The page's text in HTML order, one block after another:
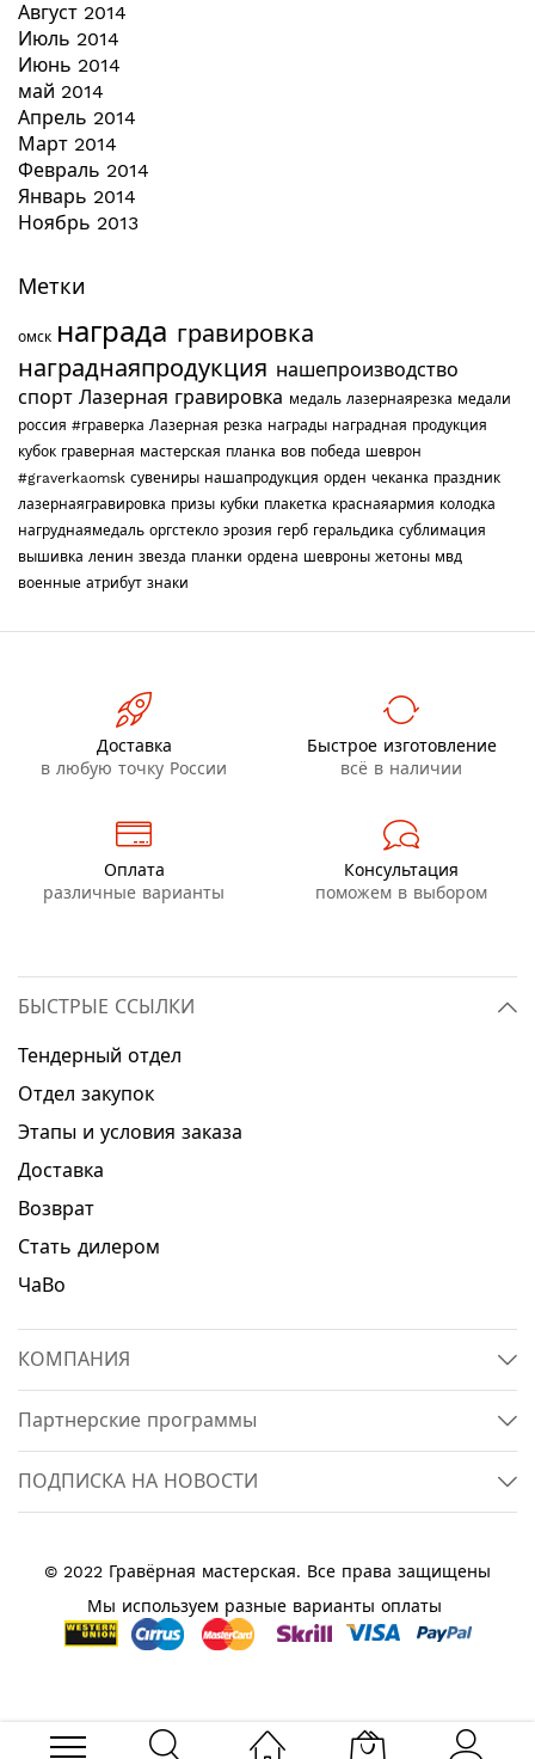
Август 2014
Июль 2014
Июнь 2014
май 2014
Апрель 2014
Март 2014
Февраль 2014
Январь 2014
Ноябрь 2013
Метки
омск награда гравировка
награднаяпродукция нашепроизводство
спорт Лазерная гравировка медаль лазернаярезка медали
россия #граверка Лазерная резка награды наградная продукция
кубок граверная мастерская планка вов победа шеврон
#graverkaomsk сувениры нашапродукция орден чеканка праздник
лазернаягравировка призы кубки плакетка краснаяармия колодка
нагруднаямедаль оргстекло эрозия герб геральдика сублимация
вышивка ленин звезда планки ордена шевроны жетоны мвд
военные атрибут знаки
Доставка
в любую точку России
Быстрое изготовление
всё в наличии
Оплата
различные варианты
Консультация
поможем в выбором
БЫСТРЫЕ ССЫЛКИ
Тендерный отдел
Отдел закупок
Этапы и условия заказа
Доставка
Возврат
Стать дилером
ЧаВо
КОМПАНИЯ
Партнерские программы
ПОДПИСКА НА НОВОСТИ
© 2022 Гравёрная мастерская. Все права защищены
Мы используем разные варианты оплаты